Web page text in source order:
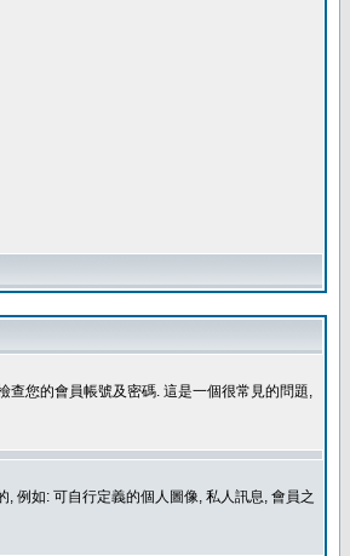
查您的會員帳號及密碼. 這是一個很常見的問題,
例如: 可自行定義的個人圖像, 私人訊息, 會員之